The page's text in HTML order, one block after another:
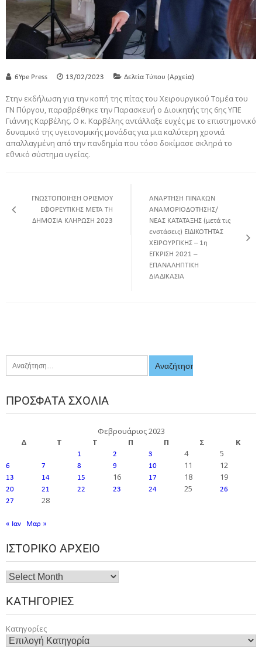
6Ype Press 13/02/2023 Δελτία Τύπου (Αρχεία)
Στην εκδήλωση για την κοπή της πίτας του Χειρουργικού Τομέα του
ΓΝ Πύργου, παραβρέθηκε την Παρασκευή ο Διοικητής της 6ης ΥΠΕ
Γιάννης Καρβέλης. Ο κ. Καρβέλης αντάλλαξε ευχές με το επιστημονικό
δυναμικό της υγειονομικής μονάδας για μια καλύτερη χρονιά
απαλλαγμένη από την πανδημία που τόσο δοκίμασε σκληρά το
εθνικό σύστημα υγείας.
ΓΝΩΣΤΟΠΟΙΗΣΗ ΟΡΙΣΜΟΥ
ΕΦΟΡΕΥΤΙΚΗΣ ΜΕΤΑ ΤΗ
ΔΗΜΟΣΙΑ ΚΛΗΡΩΣΗ 2023
ΑΝΑΡΤΗΣΗ ΠΙΝΑΚΩΝ
ΑΝΑΜΟΡΙΟΔΟΤΗΣΗΣ/
ΝΕΑΣ ΚΑΤΑΤΑΞΗΣ (μετά τις
ενστάσεις) ΕΙΔΙΚΟΤΗΤΑΣ
ΧΕΙΡΟΥΡΓΙΚΗΣ – 1η
ΕΓΚΡΙΣΗ 2021 –
ΕΠΑΝΑΛΗΠΤΙΚΗ
ΔΙΑΔΙΚΑΣΙΑ
ΠΡΌΣΦΑΤΑ ΣΧΌΛΙΑ
Φεβρουάριος 2023
Δ
Τ Τ Π Π Σ Κ
1 2 3 4 5
6 7 8 9 10 11 12
13 14 15 16 17 18 19
20 21 22 23 24 25
26
27
28
« Ιαν Μαρ »
ΙΣΤΟΡΙΚΌ ΑΡΧΕΊΟ
ΚΑΤΗΓΟΡΊΕΣ
Κατηγορίες